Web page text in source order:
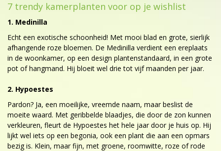
7 trendy kamerplanten voor op je wishlist
1. Medinilla
Echt een exotische schoonheid! Met mooi blad en grote, sierlijk
afhangende roze bloemen. De Medinilla verdient een ereplaats
in de woonkamer, op een design plantenstandaard, in een grote
pot of hangmand. Hij bloeit wel drie tot vijf maanden per jaar.
2. Hypoestes
Pardon? Ja, een moeilijke, vreemde naam, maar beslist de
moeite waard. Met geribbelde blaadjes, die door de zon kunnen
verkleuren, fleurt de Hypoestes het hele jaar door je huis op. Hij
lijkt wel iets op een begonia, ook een plant die aan een opmars
bezig is. Klein, maar fijn, met groene, roomwitte, roze of rode